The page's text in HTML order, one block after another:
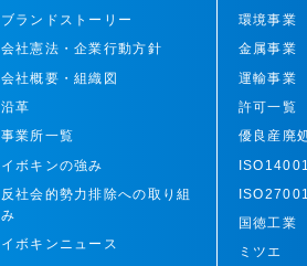
ブランドストーリー
会社憲法・企業行動方針
会社概要・組織図
沿革
事業所一覧
イボキンの強み
反社会的勢力排除への取り組
み
イボキンニュース
環境事業
金属事業
運輸事業
許可一覧
優良産廃
国徳工業
ミツエ